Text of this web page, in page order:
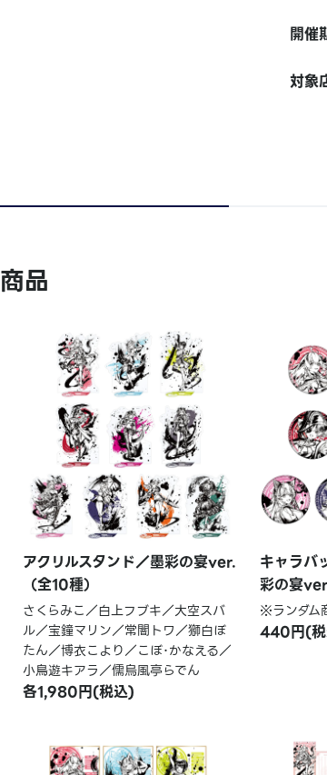
開催
対象
商品
アクリルスタンド／墨彩の宴ver.
（全10種）
さくらみこ／白上フブキ／大空スバ
ル／宝鐘マリン／常闇トワ／獅白ぼ
たん／博衣こより／こぼ･かなえる／
小鳥遊キアラ／儒烏風亭らでん
各1,980円(税込)
キャラバ
彩の宴
※ランダム
440円(